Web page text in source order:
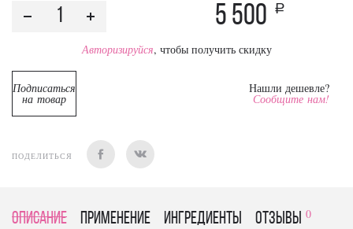
5 500 a
Авторизируйся, чтобы получить скидку
Подписаться
на товар
Нашли дешевле?
Сообщите нам!
ПОДЕЛИТЬСЯ
Описание Применение Ингредиенты отзывы 0